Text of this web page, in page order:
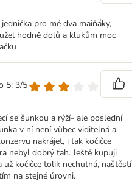
pro mé dva maiňáky,
hodně dolů a klukům moc
5: 3/5
se šunkou a rýží- ale poslední
v ní není vůbec viditelná a
nakrájet, i tak kočičce
nebyl dobrý tah. Ještě kupuji
kočičce tolik nechutná, naštěstí
na stejné úrovni.